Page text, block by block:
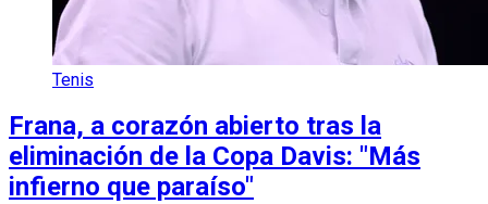
Tenis
Frana, a corazón abierto tras la
eliminación de la Copa Davis: "Más
infierno que paraíso"